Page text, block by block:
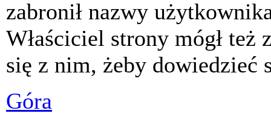
zabronił nazwy
Właściciel strony mógł
się z nim, żeby dowiedzieć
Góra